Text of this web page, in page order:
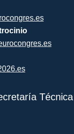
Técnica